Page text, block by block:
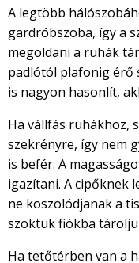
A legtöbb
gardróbszoba, így a
megoldani a ruhák
padlótól plafonig érő
is nagyon hasonlít,
Ha vállfás ruhákhoz,
szekrényre, így nem
is befér. A
igazítani. A cipőknek
ne koszolódjanak a
szoktuk fiókba
Ha tetőtérben van a